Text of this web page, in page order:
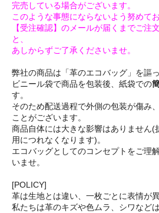
完売している場合がございます。
このような事態にならないよう努めてお
【受注確認】のメールが届くまでご注
と、
あしからずご了承くださいませ。
弊社の商品は「革のエコバッグ」を謳
ビニール袋で商品を包装後、紙袋での
す。
そのため配送過程で外側の包装が傷み
ことがございます。
商品自体には大きな影響はありません(
用につれなくなります)。
エコバッグとしてのコンセプトをご理
いませ。
[POLICY]
革は生地とは違い、一枚ごとに表情が異
私たちは革のキズや色ムラ、シワなど